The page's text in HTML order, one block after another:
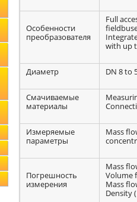
Особенности
преобразователя
Full
with up
Диаметр DN 8 to
Смачиваемые
материалы
Измеряемые
параметры
Mass
Погрешность
измерения
Mass
Volume
Mass
Density